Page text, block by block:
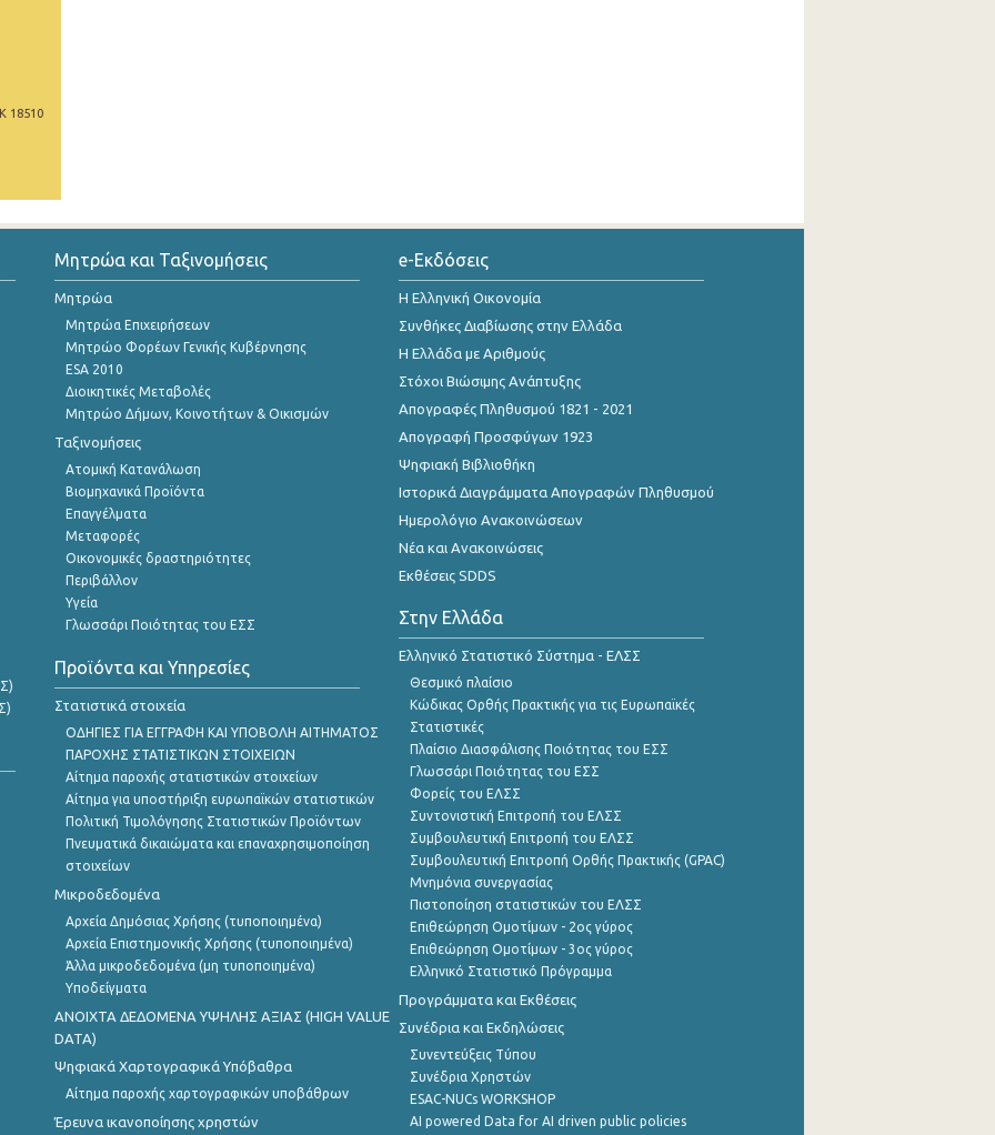
18510
Μητρώα και Ταξινομήσεις
Μητρώα
Μητρώα Επιχειρήσεων
Μητρώο Φορέων Γενικής Κυβέρνησης
ESA 2010
Διοικητικές Μεταβολές
Μητρώο Δήμων, Κοινοτήτων & Οικισμών
Ταξινομήσεις
Ατομική Κατανάλωση
Βιομηχανικά Προϊόντα
Επαγγέλματα
Μεταφορές
Οικονομικές δραστηριότητες
Περιβάλλον
Υγεία
Γλωσσάρι Ποιότητας του ΕΣΣ
Προϊόντα και Υπηρεσίες
Στατιστικά στοιχεία
ΟΔΗΓΙΕΣ ΓΙΑ ΕΓΓΡΑΦΗ ΚΑΙ ΥΠΟΒΟΛΗ ΑΙΤΗΜΑΤΟΣ
ΠΑΡΟΧΗΣ ΣΤΑΤΙΣΤΙΚΩΝ ΣΤΟΙΧΕΙΩΝ
Αίτημα παροχής στατιστικών στοιχείων
Αίτημα για υποστήριξη ευρωπαϊκών στατιστικών
Πολιτική Τιμολόγησης Στατιστικών Προϊόντων
Πνευματικά δικαιώματα και επαναχρησιμοποίηση
στοιχείων
Μικροδεδομένα
Αρχεία Δημόσιας Χρήσης (τυποποιημένα)
Αρχεία Επιστημονικής Χρήσης (τυποποιημένα)
Άλλα μικροδεδομένα (μη τυποποιημένα)
Υποδείγματα
ANOIXTA ΔΕΔΟΜΕΝΑ ΥΨΗΛΗΣ ΑΞΙΑΣ (HIGH VALUE
DATA)
Ψηφιακά Χαρτογραφικά Υπόβαθρα
Αίτημα παροχής χαρτογραφικών υποβάθρων
Έρευνα ικανοποίησης χρηστών
e-Εκδόσεις
Η Ελληνική Οικονομία
Συνθήκες Διαβίωσης στην Ελλάδα
Η Ελλάδα με Αριθμούς
Στόχοι Βιώσιμης Ανάπτυξης
Απογραφές Πληθυσμού 1821 - 2021
Απογραφή Προσφύγων 1923
Ψηφιακή Βιβλιοθήκη
Ιστορικά Διαγράμματα Απογραφών Πληθυσμού
Ημερολόγιο Ανακοινώσεων
Νέα και Ανακοινώσεις
Εκθέσεις SDDS
Στην Ελλάδα
Ελληνικό Στατιστικό Σύστημα - ΕΛΣΣ
Θεσμικό πλαίσιο
Κώδικας Ορθής Πρακτικής για τις Ευρωπαϊκές
Στατιστικές
Πλαίσιο Διασφάλισης Ποιότητας του ΕΣΣ
Γλωσσάρι Ποιότητας του ΕΣΣ
Φορείς του ΕΛΣΣ
Συντονιστική Επιτροπή του ΕΛΣΣ
Συμβουλευτική Επιτροπή του ΕΛΣΣ
Συμβουλευτική Επιτροπή Ορθής Πρακτικής (GPAC)
Μνημόνια συνεργασίας
Πιστοποίηση στατιστικών του ΕΛΣΣ
Επιθεώρηση Ομοτίμων - 2ος γύρος
Επιθεώρηση Ομοτίμων - 3ος γύρος
Ελληνικό Στατιστικό Πρόγραμμα
Προγράμματα και Εκθέσεις
Συνέδρια και Εκδηλώσεις
Συνεντεύξεις Τύπου
Συνέδρια Χρηστών
ESAC-NUCs WORKSHOP
AI powered Data for AI driven public policies